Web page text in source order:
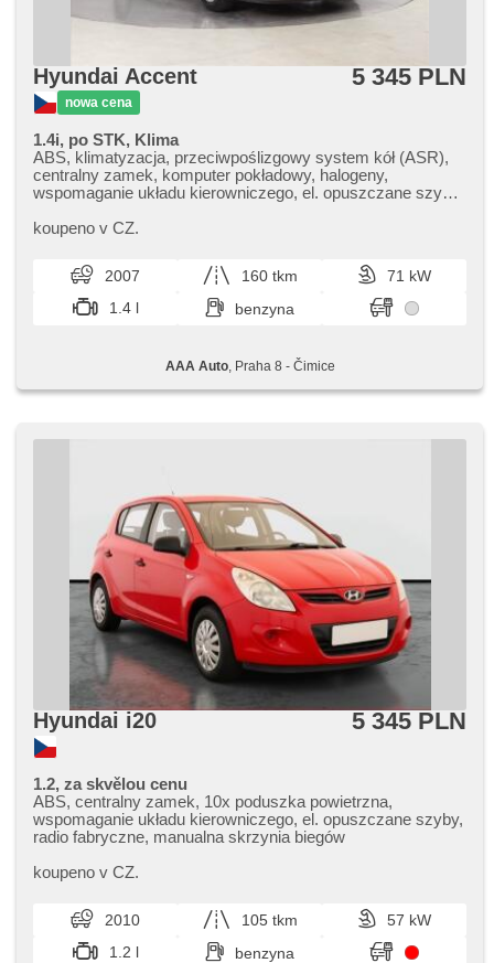
Hyundai Accent
nowa cena
5 345 PLN
1.4i, po STK, Klima
ABS, klimatyzacja, przeciwpoślizgowy system kół (ASR),
centralny zamek, komputer pokładowy, halogeny,
wspomaganie układu kierowniczego, el. opuszczane szyby,
koupeno v CZ.
2007 160 tkm
71 kW
1.4 l
benzyna
AAA Auto, Praha 8 - Čimice
Hyundai i20 5 345 PLN
1.2, za skvělou cenu
ABS, centralny zamek, 10x poduszka powietrzna,
wspomaganie układu kierowniczego, el. opuszczane szyby,
radio fabryczne, manualna skrzynia biegów
koupeno v CZ.
2010 105 tkm
57 kW
1.2 l
benzyna